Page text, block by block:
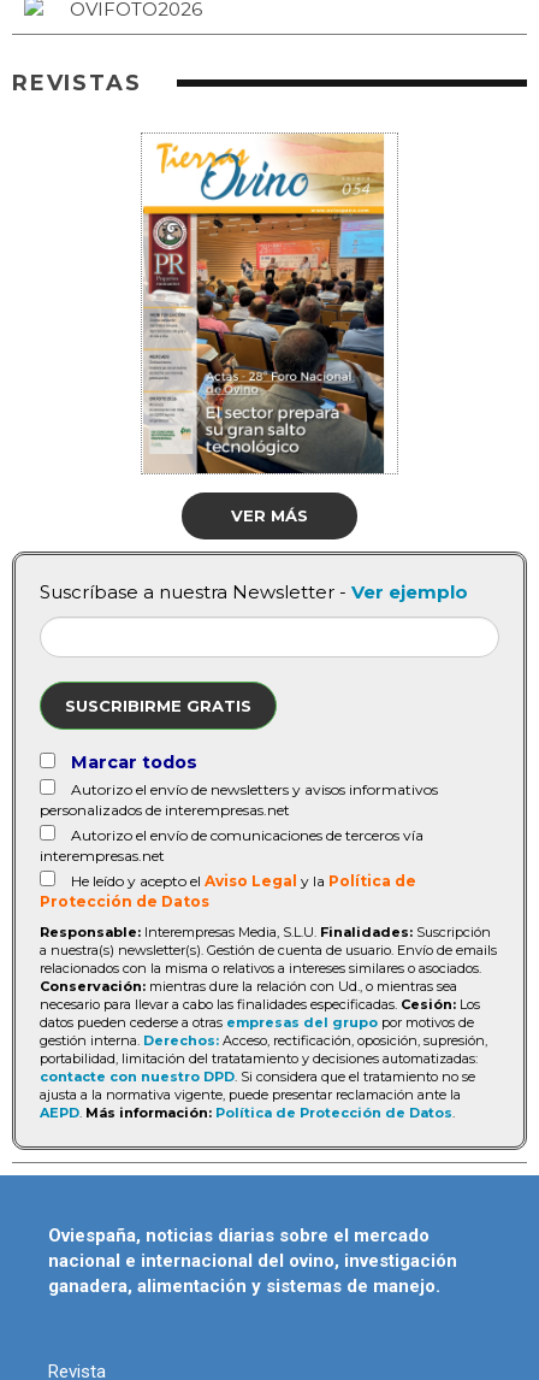
REVISTAS
VER MÁS
Suscríbase a nuestra Newsletter - Ver ejemplo
SUSCRIBIRME GRATIS
Marcar todos
Autorizo el envío de newsletters y avisos informativos
personalizados de interempresas.net
Autorizo el envío de comunicaciones de terceros vía
interempresas.net
He leído y acepto el Aviso Legal y la Política de
Protección de Datos
Responsable: Interempresas Media, S.L.U. Finalidades: Suscripción
a nuestra(s) newsletter(s). Gestión de cuenta de usuario. Envío de emails
relacionados con la misma o relativos a intereses similares o asociados.
Conservación: mientras dure la relación con Ud., o mientras sea
necesario para llevar a cabo las finalidades especificadas. Cesión: Los
datos pueden cederse a otras empresas del grupo por motivos de
gestión interna. Derechos: Acceso, rectificación, oposición, supresión,
portabilidad, limitación del tratatamiento y decisiones automatizadas:
contacte con nuestro DPD . Si considera que el tratamiento no se
ajusta a la normativa vigente, puede presentar reclamación ante la
AEPD Más información: Política de Protección de Datos
Oviespaña, noticias diarias sobre el mercado
nacional e internacional del ovino, investigación
ganadera, alimentación y sistemas de manejo.
Revista